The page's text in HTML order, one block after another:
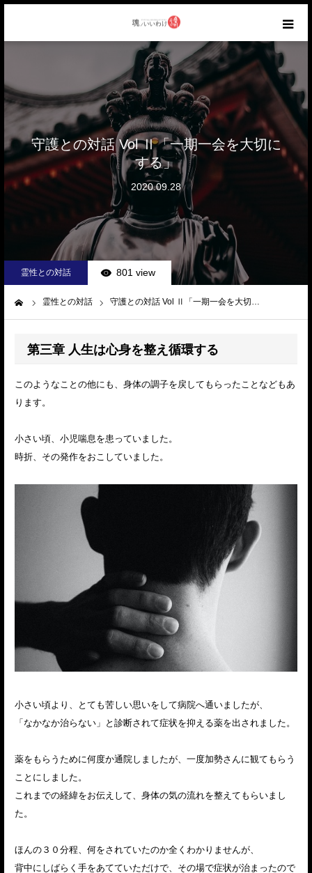
守護との対話 Vol Ⅱ「一期一会を大切に
する」
2020.09.28
霊性との対話 801 view
霊性との対話 守護との対話 Vol Ⅱ「一期一会を大切…
第三章 人生は心身を整え循環する
このようなことの他にも、身体の調子を戻してもらったことなどもあ
ります。
小さい頃、小児喘息を患っていました。
時折、その発作をおこしていました。
小さい頃より、とても苦しい思いをして病院へ通いましたが、
「なかなか治らない」と診断されて症状を抑える薬を出されました。
薬をもらうために何度か通院しましたが、一度加勢さんに観てもらう
ことにしました。
これまでの経緯をお伝えして、身体の気の流れを整えてもらいまし
た。
ほんの３０分程、何をされていたのか全くわかりませんが、
背中にしばらく手をあてていただけで、その場で症状が治まったので
ABOUT
CATEGORY
AIR WORKS
RANKING
CONTACT